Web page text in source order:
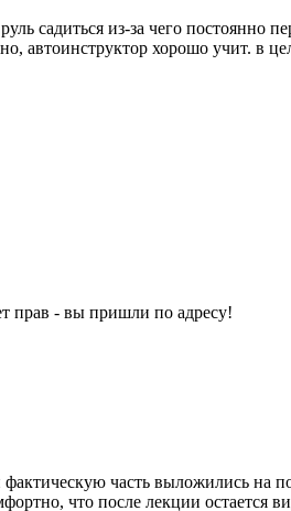
садиться из-за чего постоянно
автоинструктор хорошо учит. в
прав - вы пришли по адресу!
часть выложились на
что после лекции остается